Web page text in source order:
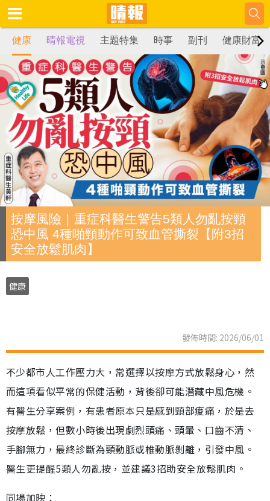
健康 晴報電視 主題特集 時事 副刊 健康財富
按摩風險｜重症科醫生警告5類人勿亂按頸
恐中風 4種啪頸動作可致血管撕裂【附3招
安全放鬆肌肉】
健康
發佈時間: 2026/06/01
不少都市人工作壓力大，常選擇以按摩方式放鬆身心，然
而這項看似平常的保健活動，背後卻可能潛藏中風危機。
有醫生分享案例，有患者原本只是感到頸部痠痛，於是去
按摩放鬆，但數小時後出現劇烈頭痛、頭暈、口齒不清、
手腳無力，最終診斷為頸動脈或椎動脈剝離，引發中風。
醫生更提醒5類人勿亂按，並建議3招助安全放鬆肌肉。
同場加映：